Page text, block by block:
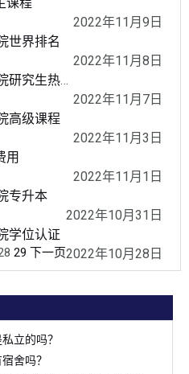
课程
2022年11月9日
世界排名
2022年11月8日
新加坡楷博高等教育学院研究生热门专业
2022年11月7日
高级课程
2022年11月3日
用
2022年11月1日
专升本
2022年10月31日
学位认证
2022年10月28日
29 下一页
立的吗？
舍吗？